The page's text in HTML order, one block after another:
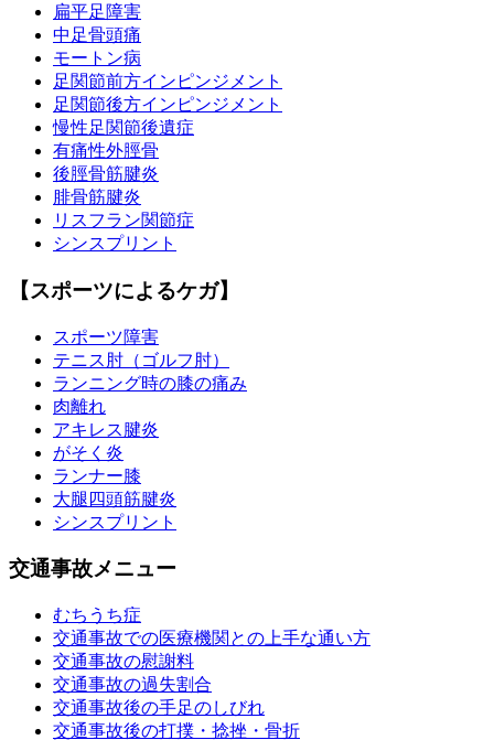
扁平足障害
中足骨頭痛
モートン病
足関節前方インピンジメント
足関節後方インピンジメント
慢性足関節後遺症
有痛性外脛骨
後脛骨筋腱炎
腓骨筋腱炎
リスフラン関節症
シンスプリント
【スポーツによるケガ】
スポーツ障害
テニス肘（ゴルフ肘）
ランニング時の膝の痛み
肉離れ
アキレス腱炎
がそく炎
ランナー膝
大腿四頭筋腱炎
シンスプリント
交通事故メニュー
むちうち症
交通事故での医療機関との上手な通い方
交通事故の慰謝料
交通事故の過失割合
交通事故後の手足のしびれ
交通事故後の打撲・捻挫・骨折